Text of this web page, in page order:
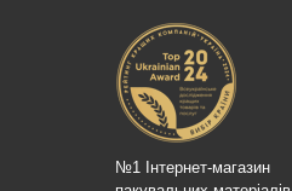
№1 Інтернет-магазин